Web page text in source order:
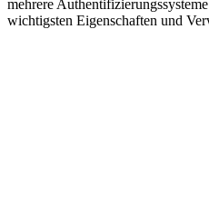
mehrere
wichtigsten Eigenschaften und